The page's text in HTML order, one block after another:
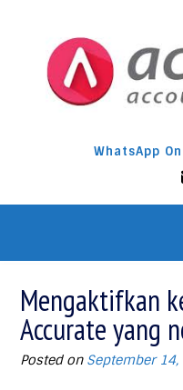
WhatsApp
Mengaktifkan
Accurate yang
Posted on September 14,